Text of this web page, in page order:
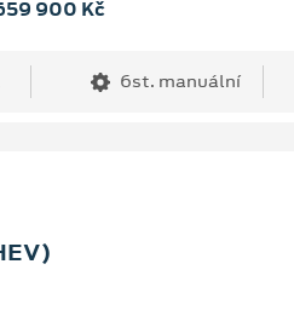
900 Kč
6st. manuální